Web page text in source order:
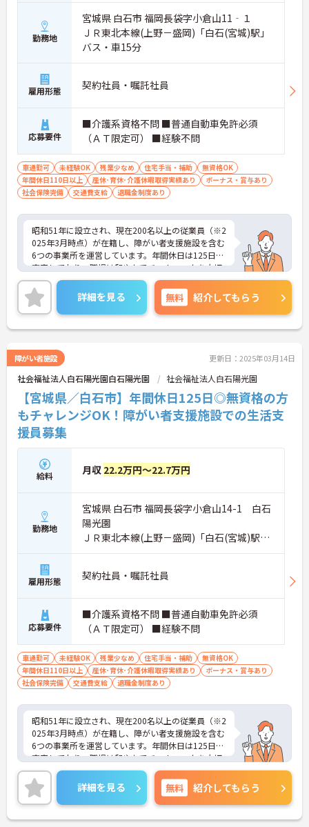
勤務地
宮城県 白石市 福岡長袋字小倉山11‐１
ＪＲ東北本線(上野－盛岡)「白石(宮城)駅」
バス・車15分
雇用形態 契約社員・嘱託社員
応募要件
■介護系資格不問 ■普通自動車免許必須
（ＡＴ限定可） ■経験不問
車通勤可 未経験OK 残業少なめ 住宅手当・補助
無資格OK
年間休日110日以上
産休･育休･介護休暇取得実績あり
ボーナス・賞与あり
社会保険完備
交通費支給 退職金制度あり
昭和51年に設立され、現在200名以上の従業員（※2
025年3月時点）が在籍し、障がい者支援施設を含む
6つの事業所を運営しています。年間休日は125日と
充実しており、職場は和やかでチームワークを大切
にしています。教育・研修制度も整っており、未経
験の方、介護系の資格がない方でも安心してスター
トできます。人と接することが好きな方、支援を通
じて社会貢献をしたい方にぴったりの職場です。ご
興味のある方には、面接対策ポイントなど、さらに
詳細を見る 無料 紹介してもらう
障がい者施設 更新日：2025年03月14日
社会福祉法人白石陽光園白石陽光園 社会福祉法人白石陽光園
【宮城県／白石市】年間休日125日◎無資格の方
もチャレンジOK！障がい者支援施設での生活支
援員募集
給料 月収 22.2万円～22.7万円
勤務地
宮城県 白石市 福岡長袋字小倉山14-1 白石
陽光園
ＪＲ東北本線(上野－盛岡)「白石(宮城)駅」
バス・車15分
雇用形態 契約社員・嘱託社員
応募要件
■介護系資格不問 ■普通自動車免許必須
（ＡＴ限定可） ■経験不問
車通勤可 未経験OK 残業少なめ 住宅手当・補助
無資格OK
年間休日110日以上
産休･育休･介護休暇取得実績あり
ボーナス・賞与あり
社会保険完備
交通費支給 退職金制度あり
昭和51年に設立され、現在200名以上の従業員（※2
025年3月時点）が在籍し、障がい者支援施設を含む
6つの事業所を運営しています。年間休日は125日と
充実しており、職場は和やかでチームワークを大切
にしています。教育・研修制度も整っており、未経
験の方、介護系の資格がない方でも安心してスター
トできます。人と接することが好きな方、支援を通
じて社会貢献をしたい方にぴったりの職場です。ご
興味のある方には、面接対策ポイントなど、さらに
詳細を見る 無料 紹介してもらう